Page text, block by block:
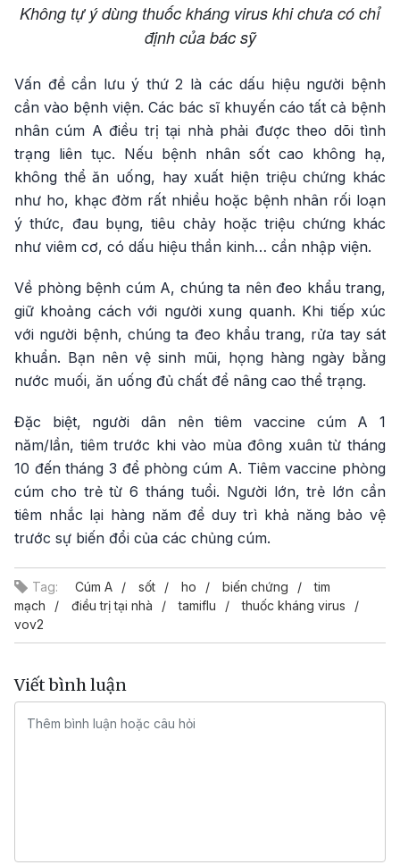
Không tự ý dùng thuốc kháng virus khi chưa có chỉ
định của bác sỹ
Vấn đề cần lưu ý thứ 2 là các dấu hiệu người bệnh
cần vào bệnh viện. Các bác sĩ khuyến cáo tất cả bệnh
nhân cúm A điều trị tại nhà phải được theo dõi tình
trạng liên tục. Nếu bệnh nhân sốt cao không hạ,
không thể ăn uống, hay xuất hiện triệu chứng khác
như ho, khạc đờm rất nhiều hoặc bệnh nhân rối loạn
ý thức, đau bụng, tiêu chảy hoặc triệu chứng khác
như viêm cơ, có dấu hiệu thần kinh… cần nhập viện.
Về phòng bệnh cúm A, chúng ta nên đeo khẩu trang,
giữ khoảng cách với người xung quanh. Khi tiếp xúc
với người bệnh, chúng ta đeo khẩu trang, rửa tay sát
khuẩn. Bạn nên vệ sinh mũi, họng hàng ngày bằng
nước muối, ăn uống đủ chất để nâng cao thể trạng.
Đặc biệt, người dân nên tiêm vaccine cúm A 1
năm/lần, tiêm trước khi vào mùa đông xuân từ tháng
10 đến tháng 3 để phòng cúm A. Tiêm vaccine phòng
cúm cho trẻ từ 6 tháng tuổi. Người lớn, trẻ lớn cần
tiêm nhắc lại hàng năm để duy trì khả năng bảo vệ
trước sự biến đổi của các chủng cúm.
Tag: Cúm A sốt ho biến chứng
tim
mạch
điều trị tại nhà tamiflu
thuốc kháng virus
vov2
Viết bình luận